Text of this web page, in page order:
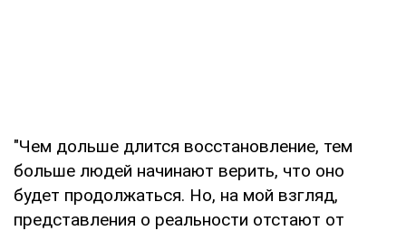
"Чем дольше длится восстановление, тем
больше людей начинают верить, что оно
будет продолжаться. Но, на мой взгляд,
представления о реальности отстают от